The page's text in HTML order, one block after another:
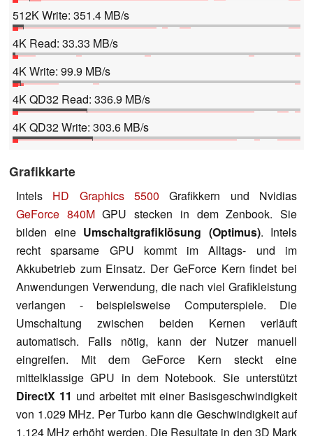
512K Write: 351.4 MB/s
4K Read: 33.33 MB/s
4K Write: 99.9 MB/s
4K QD32 Read: 336.9 MB/s
4K QD32 Write: 303.6 MB/s
Grafikkarte
Intels HD Graphics 5500 Grafikkern und Nvidias
GeForce 840MGPU stecken in dem Zenbook. Sie
bilden eine Umschaltgrafiklösung (Optimus). Intels
recht sparsame GPU kommt im Alltags- und im
Akkubetrieb zum Einsatz. Der GeForce Kern findet bei
Anwendungen Verwendung, die nach viel Grafikleistung
verlangen - beispielsweise Computerspiele. Die
Umschaltung zwischen beiden Kernen verläuft
automatisch. Falls nötig, kann der Nutzer manuell
eingreifen. Mit dem GeForce Kern steckt eine
mittelklassige GPU in dem Notebook. Sie unterstützt
DirectX 11 und arbeitet mit einer Basisgeschwindigkeit
von 1.029 MHz. Per Turbo kann die Geschwindigkeit auf
1.124 MHz erhöht werden. Die Resultate in den 3D Mark